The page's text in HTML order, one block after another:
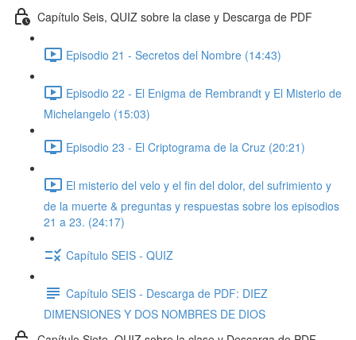
Capítulo Seis, QUIZ sobre la clase y Descarga de PDF
Episodio 21 - Secretos del Nombre (14:43)
Episodio 22 - El Enigma de Rembrandt y El Misterio de
Michelangelo (15:03)
Episodio 23 - El Criptograma de la Cruz (20:21)
El misterio del velo y el fin del dolor, del sufrimiento y
de la muerte & preguntas y respuestas sobre los episodios
21 a 23. (24:17)
Capítulo SEIS - QUIZ
Capítulo SEIS - Descarga de PDF: DIEZ
DIMENSIONES Y DOS NOMBRES DE DIOS